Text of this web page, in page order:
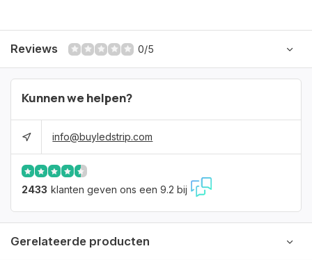
Reviews 0/5
Kunnen we helpen?
info@buyledstrip.com
2433 klanten geven ons een 9.2 bij
Gerelateerde producten